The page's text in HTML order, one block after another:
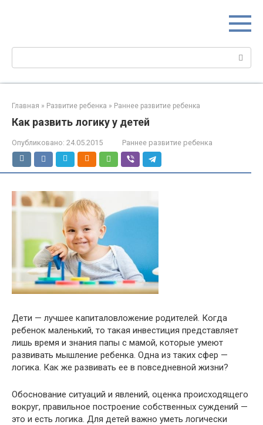
Поиск:
Главная » Развитие ребенка » Раннее развитие ребенка
Как развить логику у детей
Опубликовано: 24.05.2015 Раннее развитие ребенка
Дети — лучшее капиталовложение родителей. Когда
ребенок маленький, то такая инвестиция представляет
лишь время и знания папы с мамой, которые умеют
развивать мышление ребенка. Одна из таких сфер —
логика. Как же развивать ее в повседневной жизни?
Обоснование ситуаций и явлений, оценка происходящего
вокруг, правильное построение собственных суждений —
это и есть логика. Для детей важно уметь логически